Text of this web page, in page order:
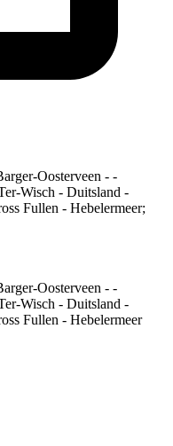
Oosterveen - -
Wisch - Duitsland -
Fullen - Hebelermeer;
Oosterveen - -
Wisch - Duitsland -
Fullen - Hebelermeer